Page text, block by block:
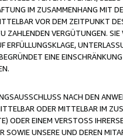
IM ZUSAMMENHANG MIT
VOR DEM ZEITPUNKT
ZAHLENDEN VERGÜTUNGEN.
ERFÜLLUNGSKLAGE,
EINE
NACH DEN
ODER MITTELBAR IM
ODER EINEM VERSTOSS
SOWIE UNSERE UND DEREN